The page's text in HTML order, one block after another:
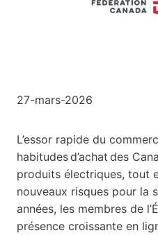
27-mars-2026
L’essor rapide du
habitudes d’achat des
produits électriques, tout
nouveaux risques pour la
années, les membres de
présence croissante en